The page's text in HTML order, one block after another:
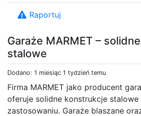
Garaże MARMET –
stalowe
Dodano: 1 miesiąc 1 tydzień temu
Firma MARMET jako producent
oferuje solidne konstrukcje stalowe
zastosowaniu. Garaże blaszane
Raportuj